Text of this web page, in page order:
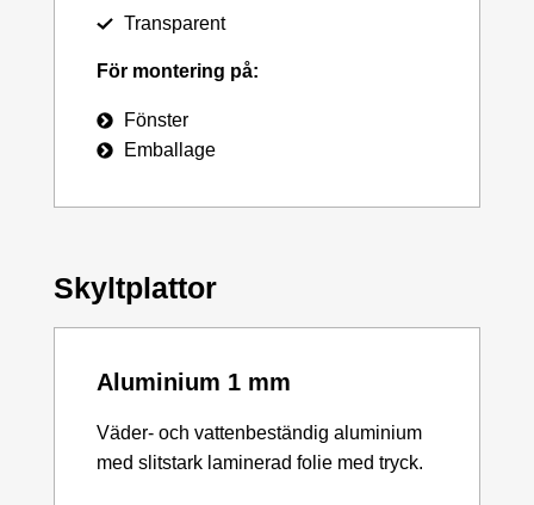
Transparent
För montering på:
Fönster
Emballage
Skyltplattor
Aluminium 1 mm
Väder- och vattenbeständig aluminium
med slitstark laminerad folie med tryck.